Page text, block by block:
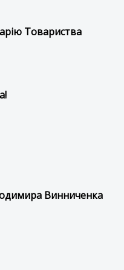
Товариства
Винниченка